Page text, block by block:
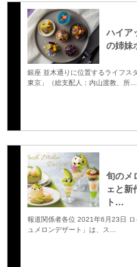
ハイア
の姉妹
銀座 並木通りに位置するライフス
東京」（総支配人：内山渡教、所…
旬のメ
ェと新
ト…
報道関係者各位 2021年6月23日
ュメロンデザート」は、ス…